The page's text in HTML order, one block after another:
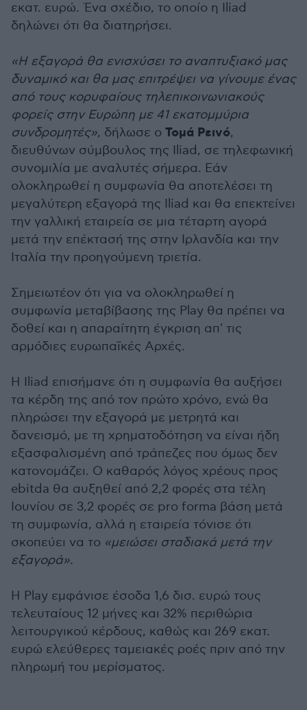
εκατ. ευρώ. Ένα σχέδιο, το οποίο η Iliad
δηλώνει ότι θα διατηρήσει.
«Η εξαγορά θα ενισχύσει το αναπτυξιακό μας
δυναμικό και θα μας επιτρέψει να γίνουμε ένας
από τους κορυφαίους τηλεπικοινωνιακούς
φορείς στην Ευρώπη με 41 εκατομμύρια
συνδρομητές», δήλωσε ο Τομά Ρεινό,
διευθύνων σύμβουλος της Iliad, σε τηλεφωνική
συνομιλία με αναλυτές σήμερα. Εάν
ολοκληρωθεί η συμφωνία θα αποτελέσει τη
μεγαλύτερη εξαγορά της Iliad και θα επεκτείνει
την γαλλική εταιρεία σε μια τέταρτη αγορά
μετά την επέκτασή της στην Ιρλανδία και την
Ιταλία την προηγούμενη τριετία.
Σημειωτέον ότι για να ολοκληρωθεί η
συμφωνία μεταβίβασης της Play θα πρέπει να
δοθεί και η απαραίτητη έγκριση απ' τις
αρμόδιες ευρωπαϊκές Αρχές.
Η Iliad επισήμανε ότι η συμφωνία θα αυξήσει
τα κέρδη της από τον πρώτο χρόνο, ενώ θα
πληρώσει την εξαγορά με μετρητά και
δανεισμό, με τη χρηματοδότηση να είναι ήδη
εξασφαλισμένη από τράπεζες που όμως δεν
κατονομάζει. Ο καθαρός λόγος χρέους προς
ebitda θα αυξηθεί από 2,2 φορές στα τέλη
Ιουνίου σε 3,2 φορές σε pro forma βάση μετά
τη συμφωνία, αλλά η εταιρεία τόνισε ότι
σκοπεύει να το «μειώσει σταδιακά μετά την
εξαγορά».
Η Play εμφάνισε έσοδα 1,6 δισ. ευρώ τους
τελευταίους 12 μήνες και 32% περιθώρια
λειτουργικού κέρδους, καθώς και 269 εκατ.
ευρώ ελεύθερες ταμειακές ροές πριν από την
πληρωμή του μερίσματος.